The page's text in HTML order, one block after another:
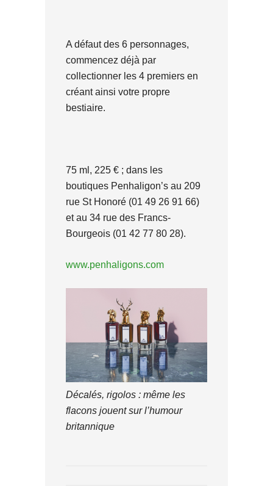
A défaut des 6 personnages,
commencez déjà par
collectionner les 4 premiers en
créant ainsi votre propre
bestiaire.
75 ml, 225 € ; dans les
boutiques Penhaligon’s au 209
rue St Honoré (01 49 26 91 66)
et au 34 rue des Francs-
Bourgeois (01 42 77 80 28).
www.penhaligons.com
Décalés, rigolos : même les
flacons jouent sur l’humour
britannique